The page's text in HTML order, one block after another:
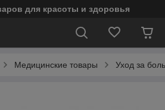
для красоты и здоровья
Медицинские товары Уход за